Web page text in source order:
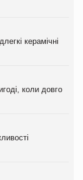
керамічні
коли довго